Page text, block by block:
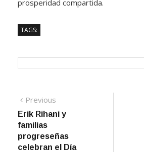
prosperidad compartida.
TAGS:
Navegación
de
entradas
Previous
post:
Erik Rihani y
familias
progreseñas
celebran el Día